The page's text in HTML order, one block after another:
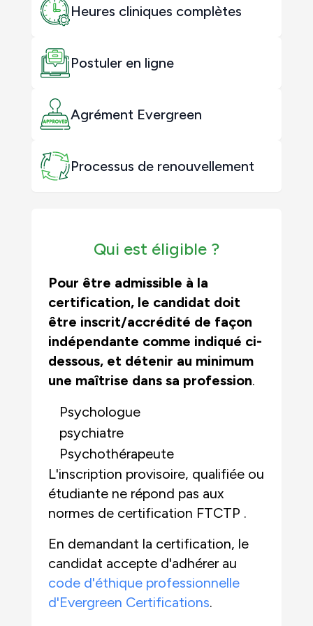
Heures cliniques complètes
Postuler en ligne
Agrément Evergreen
Processus de renouvellement
Qui est éligible ?
Pour être admissible à la
certification, le candidat doit
être inscrit/accrédité de façon
indépendante comme indiqué ci-
dessous, et détenir au minimum
une maîtrise dans sa profession.
Psychologue
psychiatre
Psychothérapeute
L'inscription provisoire, qualifiée ou
étudiante ne répond pas aux
normes de certification FTCTP .
En demandant la certification, le
candidat accepte d'adhérer au
code d'éthique professionnelle
d'Evergreen Certifications.